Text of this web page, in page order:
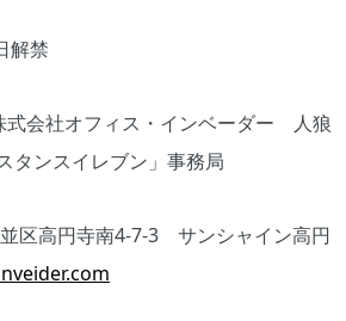
解禁
式会社オフィス・インベーダー 人狼
タンスイレブン」事務局
区高円寺南4-7-3 サンシャイン高円